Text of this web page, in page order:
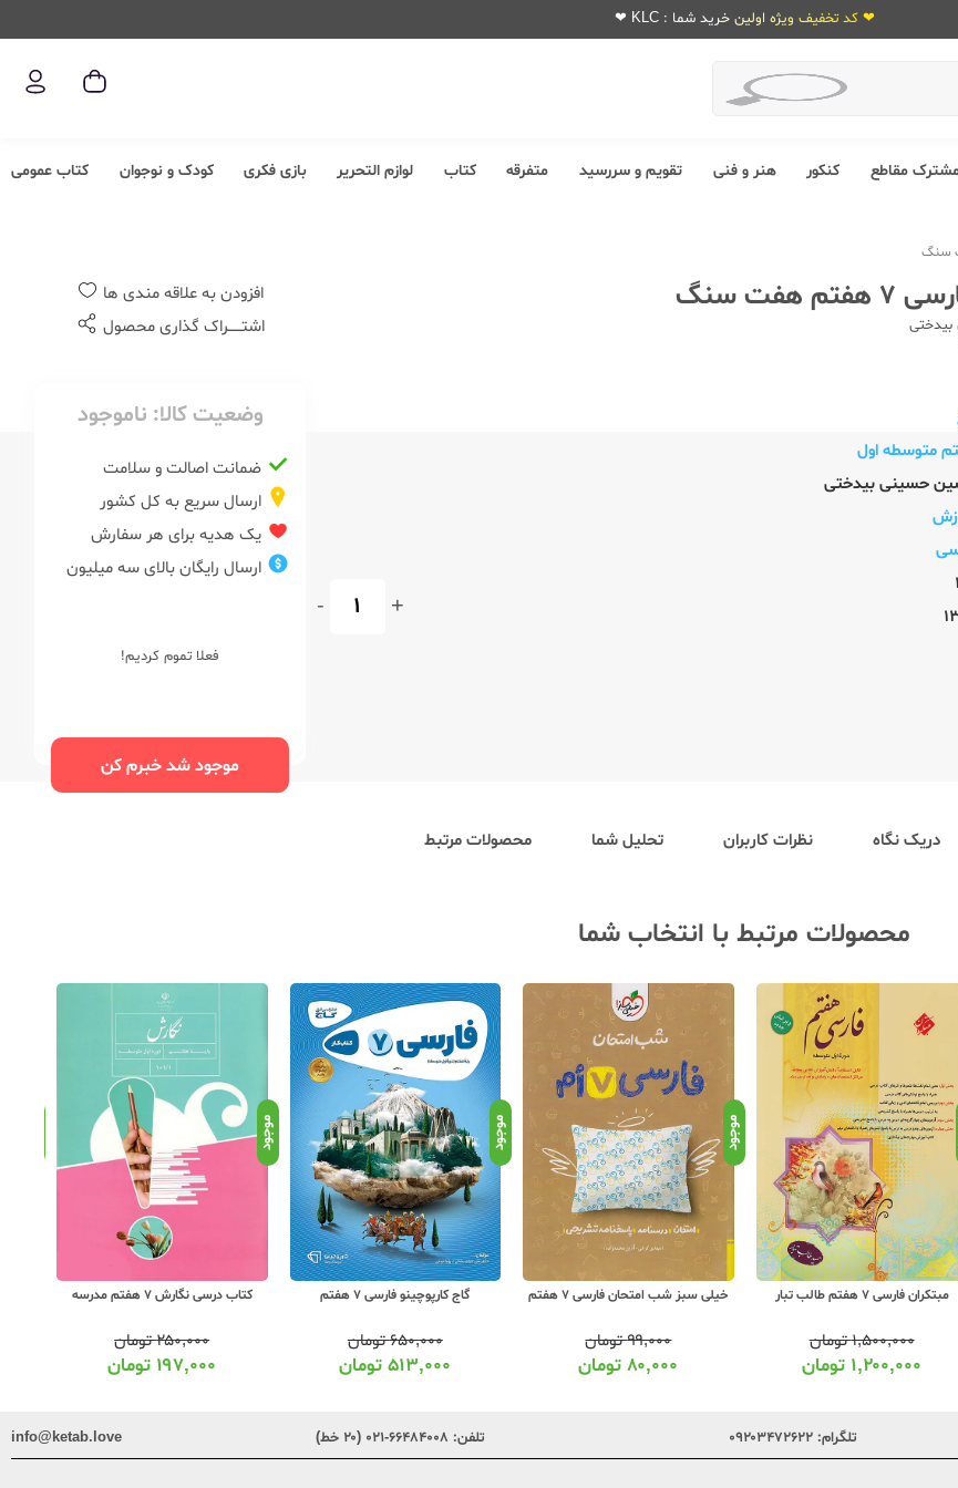
❤ کد تخفیف ویژه اولین خرید شما : KLC ❤
مقاطع کنکور هنر و فنی تقویم و سررسید متفرقه کتاب لوازم التحریر بازی فکری کودک و نوجوان کتاب عمومی
سنگ
متوسطه اول
حسینی بیدختی
+
-
افزودن به علاقه مندی ها
اشتــــــراک گذاری محصول
وضعیت کالا: ناموجود
ضمانت اصالت و سلامت
ارسال سریع به کل کشور
یک هدیه برای هر سفارش
ارسال رایگان بالای سه میلیون
فعلا تموم کردیم!
موجود شد خبرم کن
دریک نگاه نظرات کاربران تحلیل شما محصولات مرتبط
محصولات مرتبط با انتخاب شما
خیلی سبز شب امتحان فارسی 7 هفتم
۹۹,۰۰۰تومان
۸۰,۰۰۰تومان
موجود
گاج کارپوچینو فارسی 7 هفتم
۶۵۰,۰۰۰تومان
۵۱۳,۰۰۰ تومان
موجود
کتاب درسی نگارش 7 هفتم مدرسه
۲۵۰,۰۰۰تومان
۱۹۷,۰۰۰تومان
موجود
کتاب درسی فارسی 7 هفتم مدرسه
۲۵۰,۰۰۰تومان
۱۹۷,۰۰۰ تومان
تلگرام: ۰۹۲۰۳۴۷۲۶۲۲ تلفن: ۶۶۴۸۴۰۰۸-۰۲۱ (۲۰ خط) info@ketab.love